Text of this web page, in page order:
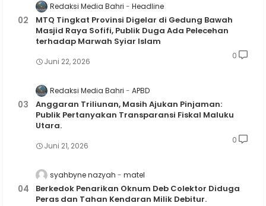
Redaksi Media Bahri Headline
MTQ Tingkat Provinsi Digelar di Gedung Bawah
Masjid Raya Sofifi, Publik Duga Ada Pelecehan
terhadap Marwah Syiar Islam
Juni 22, 2026
0
Redaksi Media Bahri APBD
Anggaran Triliunan, Masih Ajukan Pinjaman:
Publik Pertanyakan Transparansi Fiskal Maluku
Utara.
Juni 21, 2026
0
syahbyne nazyah matel
Berkedok Penarikan Oknum Deb Colektor Diduga
Peras dan Tahan Kendaran Milik Debitur.